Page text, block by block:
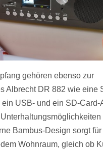
gehören ebenso zur
Albrecht DR 882 wie eine
ein USB- und ein SD-Card-
Bambus-Design sorgt
Wohnraum, gleich ob